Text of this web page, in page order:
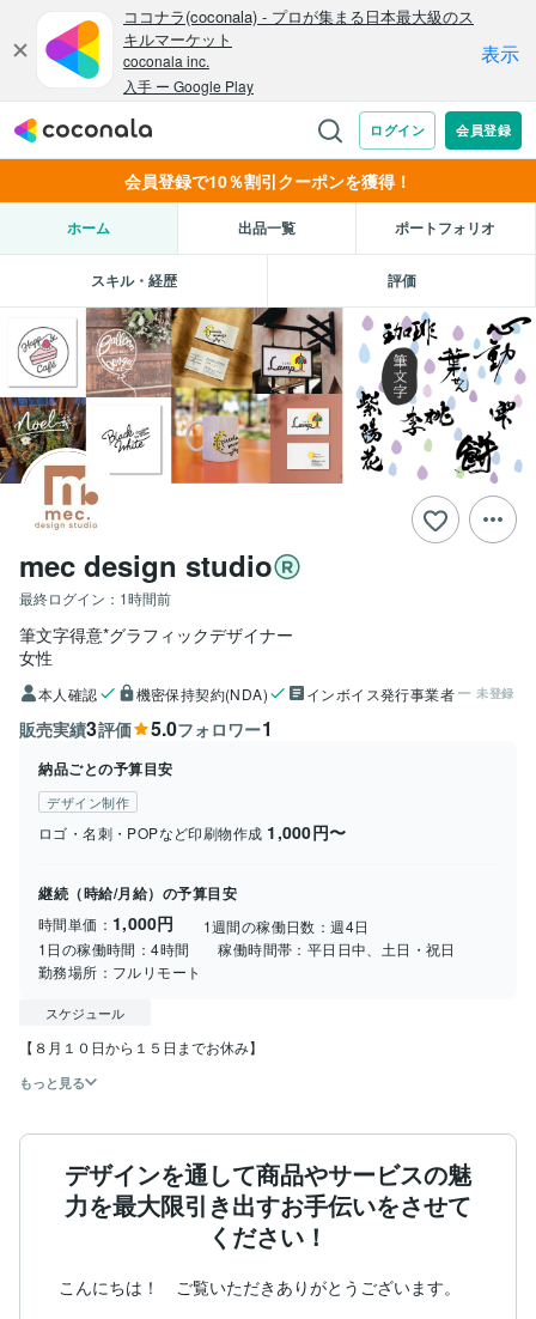
会員登録で10％割引クーポンを獲得！
ホーム 出品一覧 ポートフォリオ
スキル・経歴 評価
mec design studio
最終ログイン： 1時間前
筆文字得意*グラフィックデザイナー
女性
本人確認 機密保持契約(NDA) インボイス発行事業者 未登録
販売実績3評価 5.0フォロワー1
納品ごとの予算目安
デザイン制作
ロゴ・名刺・POPなど印刷物作成 1,000円〜
継続（時給/月給）の予算目安
時間単価： 1,000円 1週間の稼働日数：週4日
1日の稼働時間：4時間 稼働時間帯： 平日日中、土日・祝日
勤務場所： フルリモート
スケジュール
【８月１０日から１５日までお休み】
もっと見る
デザインを通して商品やサービスの魅
力を最大限引き出すお手伝いをさせて
ください！
こんにちは！　ご覧いただきありがとうございます。